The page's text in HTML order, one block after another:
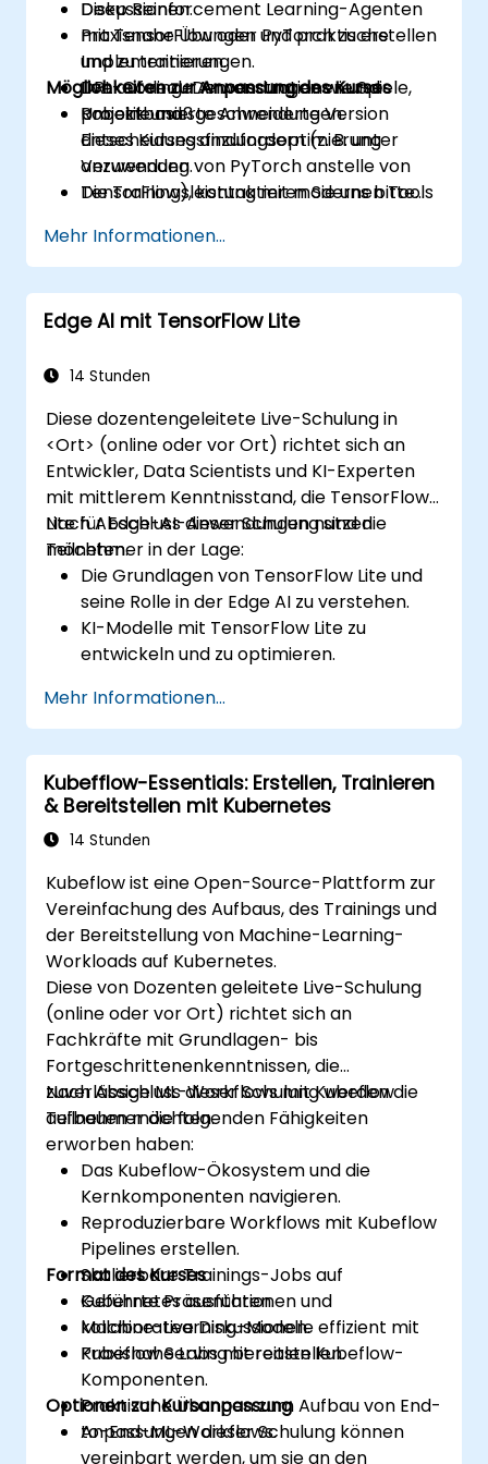
Deep Reinforcement Learning-Agenten
mit TensorFlow oder PyTorch zu erstellen
und zu trainieren.
DRL auf reale Anwendungen wie Spiele,
Robotik und
Entscheidungsfindungsoptimierung
anzuwenden.
Die Trainingsleistung mit modernen Tools
optimieren.
Diskussionen.
Praxisnahe Übungen und praktische
Implementierungen.
Live-Coding-Demonstrationen und
projektbasierte Anwendungen.
Möglichkeiten zur Anpassung des Kurses
Um eine maßgeschneiderte Version
dieses Kurses anzufordern (z. B. unter
Verwendung von PyTorch anstelle von
TensorFlow), kontaktieren Sie uns bitte
Mehr Informationen...
Edge AI mit TensorFlow Lite
14 Stunden
Diese dozentengeleitete Live-Schulung in
<Ort> (online oder vor Ort) richtet sich an
Entwickler, Data Scientists und KI-Experten
mit mittlerem Kenntnisstand, die TensorFlow
Lite für Edge-AI-Anwendungen nutzen
möchten.
Nach Abschluss dieser Schulung sind die
Teilnehmer in der Lage:
Die Grundlagen von TensorFlow Lite und
seine Rolle in der Edge AI zu verstehen.
KI-Modelle mit TensorFlow Lite zu
entwickeln und zu optimieren.
verschiedenen Edge-Geräten
bereitzustellen.
Werkzeuge und Techniken für die
Modellkonvertierung und Optimierung
anzuwenden.
Praktische Edge-AI-Anwendungen mit
Mehr Informationen...
Kubefflow-Essentials: Erstellen, Trainieren
& Bereitstellen mit Kubernetes
14 Stunden
Kubeflow ist eine Open-Source-Plattform zur
Vereinfachung des Aufbaus, des Trainings und
der Bereitstellung von Machine-Learning-
Workloads auf Kubernetes.
Diese von Dozenten geleitete Live-Schulung
(online oder vor Ort) richtet sich an
Fachkräfte mit Grundlagen- bis
Fortgeschrittenenkenntnissen, die
zuverlässige ML-Workflows mit Kubeflow
aufbauen möchten.
Nach Abschluss dieser Schulung werden die
Teilnehmer die folgenden Fähigkeiten
erworben haben:
Das Kubeflow-Ökosystem und die
Kernkomponenten navigieren.
Reproduzierbare Workflows mit Kubeflow
Pipelines erstellen.
Skalierbare Trainings-Jobs auf
Kubernetes ausführen.
Machine-Learning-Modelle effizient mit
Kubeflow Serving bereitstellen.
Format des Kurses
Geführte Präsentationen und
kollaborative Diskussionen.
Praxisnahe Labs mit realen Kubeflow-
Komponenten.
Praktische Übungen zum Aufbau von End-
to-End-ML-Workflows.
Optionen zur Kursanpassung
Anpassungen dieser Schulung können
vereinbart werden, um sie an den